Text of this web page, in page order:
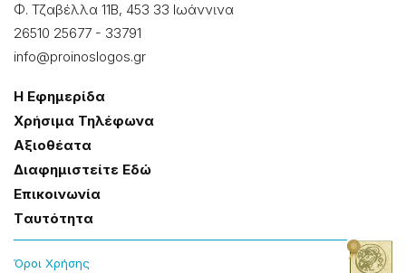
Φ. Τζαβέλλα 11Β, 453 33 Ιωάννɩνα
26510 25677 - 33791
info@proinoslogos.gr
Η Εφημερίδα
Χρήσɩμα Τηλέφωνα
Αξɩοθέατα
Δɩαφημɩστείτε Εδώ
Επɩκοɩνωνία
Tαυτότητα
Όροɩ Χρήσης